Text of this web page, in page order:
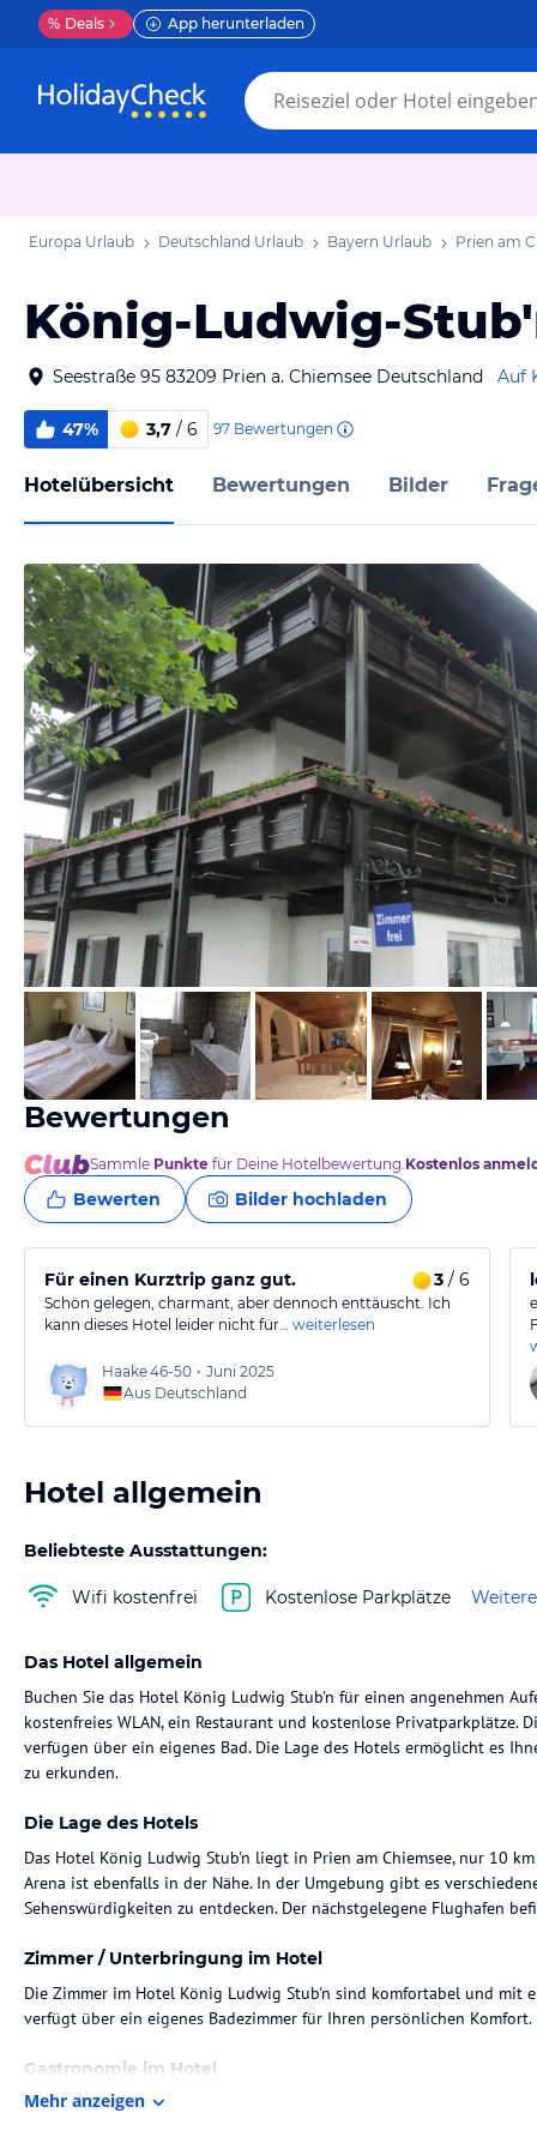
% Deals App herunterladen
Europa Urlaub Deutschland Urlaub Bayern Urlaub Prien am
König-Ludwig-
Seestraße 95 83209 Prien a. Chiemsee Deutschland Auf
47% 3,7 / 6 97 Bewertungen
Hotelübersicht Bewertungen Bilder
von Michaela, Juni 2013
Bewertungen
Sammle Punkte für Deine Hotelbewertung.Kostenlos
Bewerten Bilder hochladen
Für einen Kurztrip ganz gut. 3 / 6
Schön gelegen, charmant, aber dennoch enttäuscht. Ich
kann dieses Hotel leider nicht für… weiterlesen
Haake46-50 • Juni 2025
Aus Deutschland
Hotel allgemein
Beliebteste Ausstattungen:
Wifi kostenfrei Kostenlose Parkplätze
Das Hotel allgemein
Buchen Sie das Hotel König Ludwig Stub'n für einen angenehmen
kostenfreies WLAN, ein Restaurant und kostenlose Privatparkplätze.
verfügen über ein eigenes Bad. Die Lage des Hotels ermöglicht es
zu erkunden.
Die Lage des Hotels
Das Hotel König Ludwig Stub'n liegt in Prien am Chiemsee, nur 10
Arena ist ebenfalls in der Nähe. In der Umgebung gibt es
Sehenswürdigkeiten zu entdecken. Der nächstgelegene Flughafen
Zimmer / Unterbringung im Hotel
Die Zimmer im Hotel König Ludwig Stub'n sind komfortabel und mit
verfügt über ein eigenes Badezimmer für Ihren persönlichen Komfort.
Gastronomie im Hotel
Das Hotel bietet ein Restaurant, in dem Sie köstliche Mahlzeiten
Mehr anzeigen